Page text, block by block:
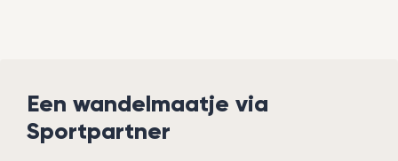
Een wandelmaatje via
Sportpartner